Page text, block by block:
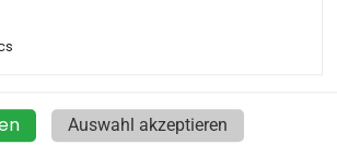
Auswahl akzeptieren